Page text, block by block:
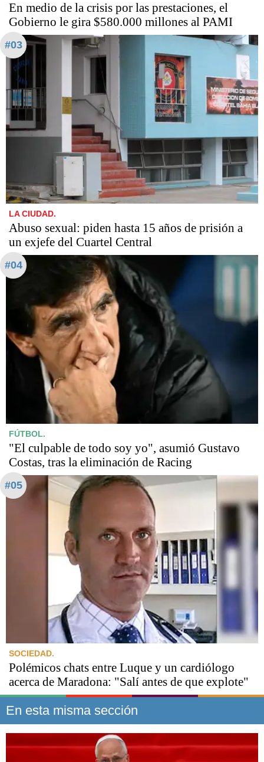
En medio de la crisis por las prestaciones, el
Gobierno le gira $580.000 millones al PAMI
#03
LA CIUDAD.
Abuso sexual: piden hasta 15 años de prisión a
un exjefe del Cuartel Central
#04
FÚTBOL.
"El culpable de todo soy yo", asumió Gustavo
Costas, tras la eliminación de Racing
#05
SOCIEDAD.
Polémicos chats entre Luque y un cardiólogo
acerca de Maradona: "Salí antes de que explote"
En esta misma sección